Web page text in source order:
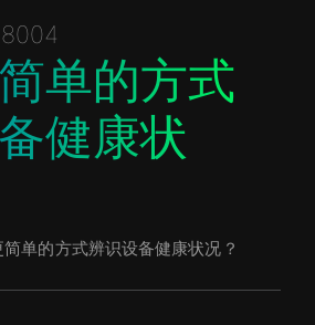
单的方式
健康状
简单的方式辨识设备健康状况？